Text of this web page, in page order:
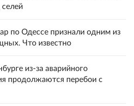
селей
по Одессе признали одним из
Что известно
из-за аварийного
продолжаются перебои с